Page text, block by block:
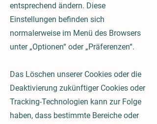
entsprechend ändern. Diese
Einstellungen befinden sich
normalerweise im Menü des Browsers
unter „Optionen“ oder „Präferenzen“.
Das Löschen unserer Cookies oder die
Deaktivierung zukünftiger Cookies oder
Tracking-Technologien kann zur Folge
haben, dass bestimmte Bereiche oder